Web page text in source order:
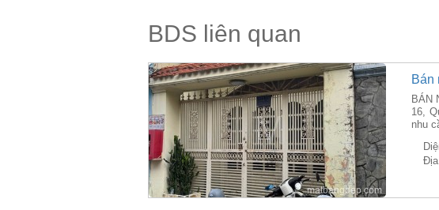
BDS liên quan
Bán
BÁN
16,
nhu